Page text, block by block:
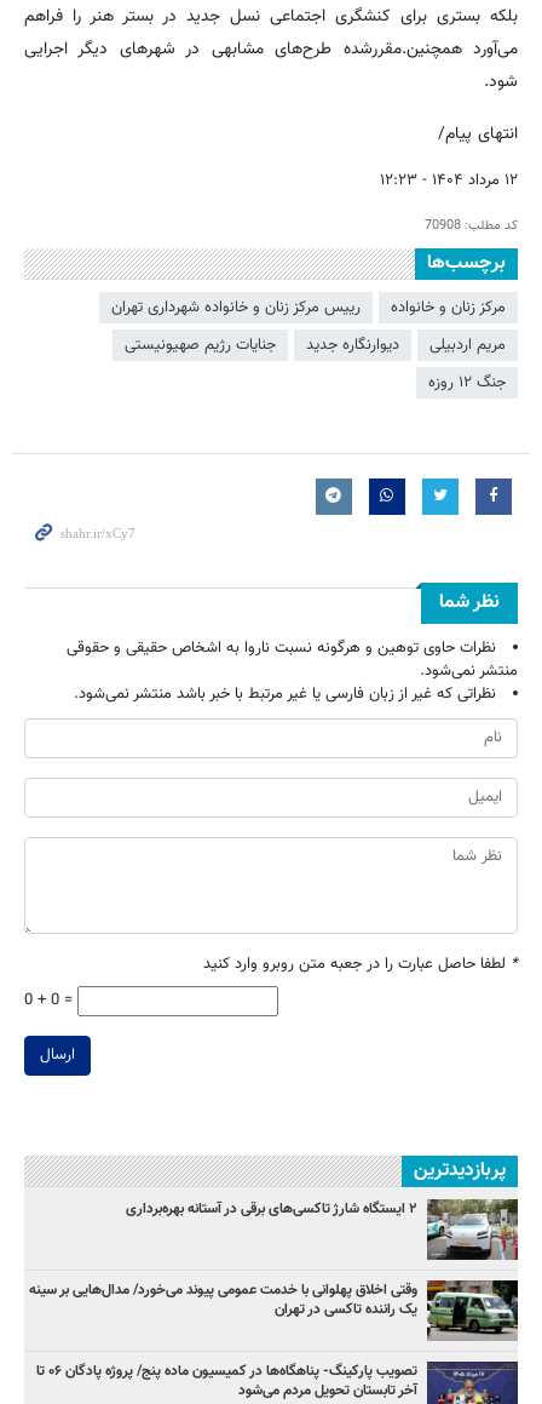
بلکه بستری برای کنشگری اجتماعی نسل جدید در بستر هنر را فراهم
می‌آورد همچنین.مقررشده طرح‌های مشابهی در شهرهای دیگر اجرایی
شود.
انتهای پیام/
۱۲ مرداد ۱۴۰۴ - ۱۲:۲۳
کد مطلب: 70908
برچسب‌ها
مرکز زنان و خانواده
رییس مرکز زنان و خانواده شهرداری تهران
مریم اردبیلی
دیوارنگاره جدید
جنایات رژیم صهیونیستی
جنگ ۱۲ روزه
نظر شما
نظرات حاوی توهین و هرگونه نسبت ناروا به اشخاص حقیقی و حقوقی
منتشر نمی‌شود.
نظراتی که غیر از زبان فارسی یا غیر مرتبط با خبر باشد منتشر نمی‌شود.
* لطفا حاصل عبارت را در جعبه متن روبرو وارد کنید
0 + 0 =
ارسال
پربازدیدترین
۲ ایستگاه شارژ تاکسی‌های برقی در آستانه بهره‌برداری
وقتی اخلاق پهلوانی با خدمت عمومی پیوند می‌خورد/ مدال‌هایی بر سینه
یک راننده تاکسی در تهران
تصویب پارکینگ- پناهگاه‌ها در کمیسیون ماده پنج/ پروژه پادگان ۰۶ تا
آخر تابستان تحویل مردم می‌شود